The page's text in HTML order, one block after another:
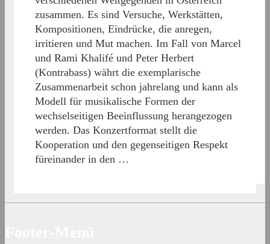
zusammen. Es sind Versuche, Werkstätten,
Kompositionen, Eindrücke, die anregen,
irritieren und Mut machen. Im Fall von Marcel
und Rami Khalifé und Peter Herbert
(Kontrabass) währt die exemplarische
Zusammenarbeit schon jahrelang und kann als
Modell für musikalische Formen der
wechselseitigen Beeinflussung herangezogen
werden. Das Konzertformat stellt die
Kooperation und den gegenseitigen Respekt
füreinander in den …